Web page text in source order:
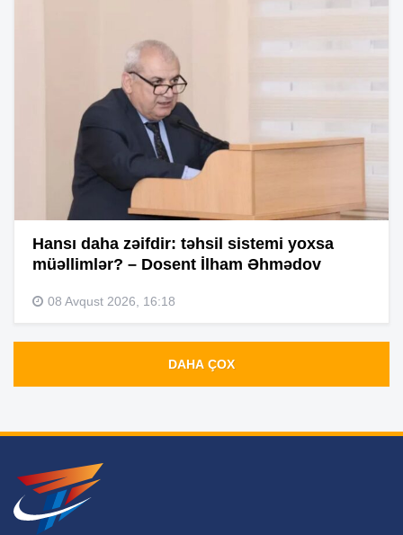
Hansı daha zəifdir: təhsil sistemi yoxsa
müəllimlər? – Dosent İlham Əhmədov
08 Avqust 2026, 16:18
DAHA ÇOX